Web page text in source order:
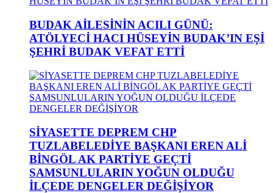
BUDAK AİLESİNİN ACILI GÜNÜ:
ATÖLYECİ HACI HÜSEYİN BUDAK’IN EŞİ
ŞEHRİ BUDAK VEFAT ETTİ
SİYASETTE DEPREM CHP
TUZLABELEDİYE BAŞKANI EREN ALİ
BİNGÖL AK PARTİYE GEÇTİ
SAMSUNLULARIN YOĞUN OLDUĞU
İLÇEDE DENGELER DEĞİŞİYOR